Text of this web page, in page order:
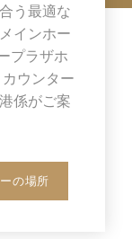
う最適な
インホー
プラザホ
ウンター
係がご案
の場所